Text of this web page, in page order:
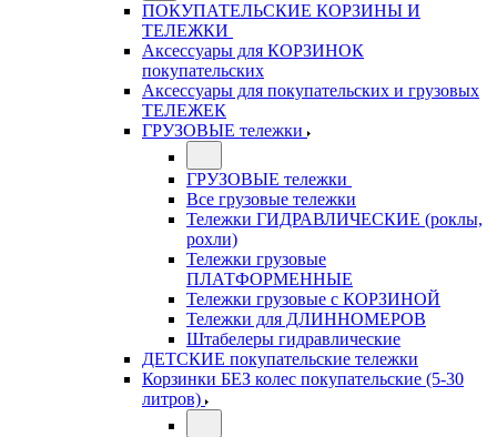
ПОКУПАТЕЛЬСКИЕ КОРЗИНЫ И
ТЕЛЕЖКИ
Аксессуары для КОРЗИНОК
покупательских
Аксессуары для покупательских и грузовых
ТЕЛЕЖЕК
ГРУЗОВЫЕ тележки
ГРУЗОВЫЕ тележки
Все грузовые тележки
Тележки ГИДРАВЛИЧЕСКИЕ (роклы,
рохли)
Тележки грузовые
ПЛАТФОРМЕННЫЕ
Тележки грузовые с КОРЗИНОЙ
Тележки для ДЛИННОМЕРОВ
Штабелеры гидравлические
ДЕТСКИЕ покупательские тележки
Корзинки БЕЗ колес покупательские (5-30
литров)